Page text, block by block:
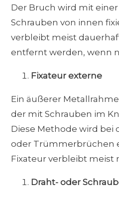
Der Bruch wird mit
Schrauben von innen
verbleibt meist
entfernt werden, wenn
Fixateur externe
Ein äußerer
der mit Schrauben im
Diese Methode wird bei
oder Trümmerbrüchen
Fixateur verbleibt meist
Draht- oder